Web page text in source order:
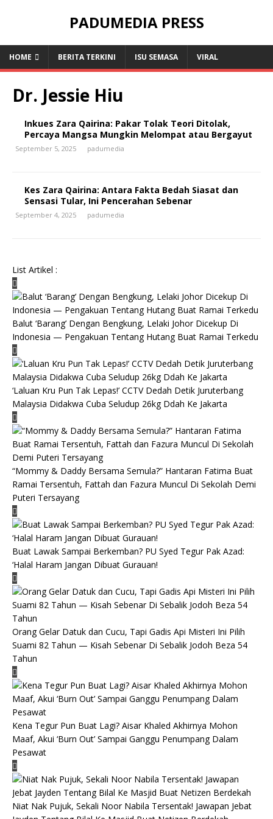
PADUMEDIA PRESS
HOME BERITA TERKINI ISU SEMASA VIRAL
Dr. Jessie Hiu
Inkues Zara Qairina: Pakar Tolak Teori Ditolak,
Percaya Mangsa Mungkin Melompat atau Bergayut
September 5, 2025 padumedia
Kes Zara Qairina: Antara Fakta Bedah Siasat dan
Sensasi Tular, Ini Pencerahan Sebenar
September 4, 2025 padumedia
List Artikel :
Balut ‘Barang’ Dengan Bengkung, Lelaki Johor Dicekup Di
Indonesia — Pengakuan Tentang Hutang Buat Ramai Terkedu
‘Laluan Kru Pun Tak Lepas!’ CCTV Dedah Detik Juruterbang
Malaysia Didakwa Cuba Seludup 26kg Ddah Ke Jakarta
“Mommy & Daddy Bersama Semula?” Hantaran Fatima Buat
Ramai Tersentuh, Fattah dan Fazura Muncul Di Sekolah Demi
Puteri Tersayang
Buat Lawak Sampai Berkemban? PU Syed Tegur Pak Azad:
‘Halal Haram Jangan Dibuat Gurauan!
Orang Gelar Datuk dan Cucu, Tapi Gadis Api Misteri Ini Pilih
Suami 82 Tahun — Kisah Sebenar Di Sebalik Jodoh Beza 54
Tahun
Kena Tegur Pun Buat Lagi? Aisar Khaled Akhirnya Mohon
Maaf, Akui ‘Burn Out’ Sampai Ganggu Penumpang Dalam
Pesawat
Niat Nak Pujuk, Sekali Noor Nabila Tersentak! Jawapan Jebat